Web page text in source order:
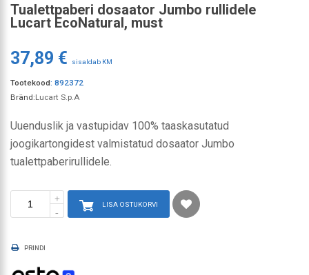
Tualettpaberi dosaator Jumbo rullidele
Lucart EcoNatural, must
37,89 € sisaldab KM
Tootekood: 892372
Bränd:Lucart S.p.A
Uuenduslik ja vastupidav 100% taaskasutatud
joogikartongidest valmistatud dosaator Jumbo
tualettpaberirullidele.
LISA OSTUKORVI
PRINDI